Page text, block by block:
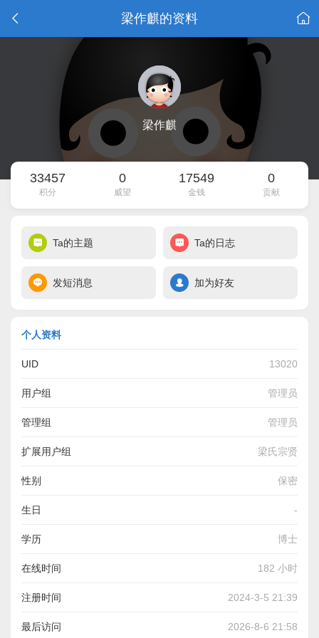
梁作麒的资料
梁作麒
33457
积分
0
威望
17549
金钱
0
贡献
Ta的主题 Ta的日志
发短消息 加为好友
个人资料
UID 13020
用户组 管理员
管理组 管理员
扩展用户组 梁氏宗贤
性别 保密
生日 -
学历 博士
在线时间 182 小时
注册时间 2024-3-5 21:39
最后访问 2026-8-6 21:58